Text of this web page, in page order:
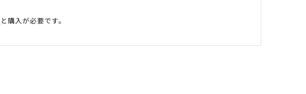
と購入が必要です。